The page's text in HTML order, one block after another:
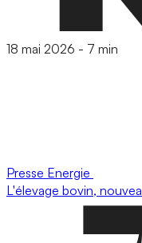
18 mai 2026 - 7 min
Presse Energie
L'élevage bovin,